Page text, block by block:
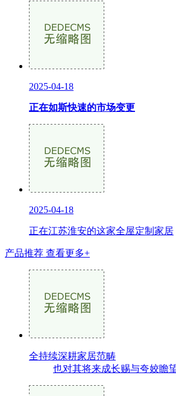
2025-04-18
正在如斯快速的市场变更
2025-04-18
正在江苏淮安的这家全屋定制家居
产品推荐 查看更多+
全持续深耕家居范畴
也对其将来成长赐与夸姣瞻